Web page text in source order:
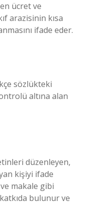
ücret ve
arazisinin kısa
ifade eder.
sözlükteki
altına alan
düzenleyen,
kişiyi ifade
makale gibi
bulunur ve